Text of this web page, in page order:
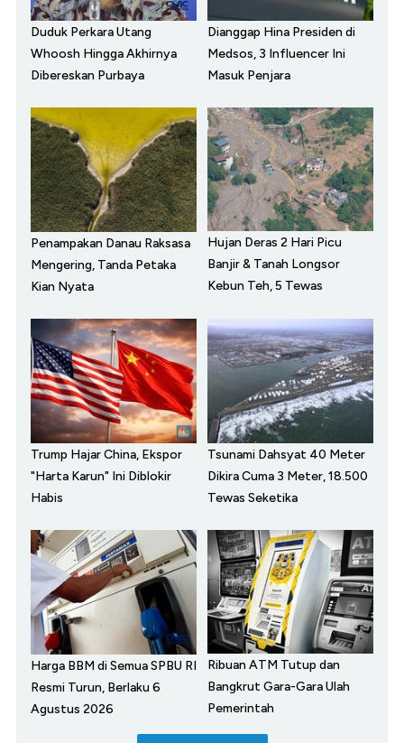
Duduk Perkara Utang
Whoosh Hingga Akhirnya
Dibereskan Purbaya
Dianggap Hina Presiden di
Medsos, 3 Influencer Ini
Masuk Penjara
Penampakan Danau Raksasa
Mengering, Tanda Petaka
Kian Nyata
Hujan Deras 2 Hari Picu
Banjir & Tanah Longsor
Kebun Teh, 5 Tewas
Trump Hajar China, Ekspor
"Harta Karun" Ini Diblokir
Habis
Tsunami Dahsyat 40 Meter
Dikira Cuma 3 Meter, 18.500
Tewas Seketika
Harga BBM di Semua SPBU RI
Resmi Turun, Berlaku 6
Agustus 2026
Ribuan ATM Tutup dan
Bangkrut Gara-Gara Ulah
Pemerintah